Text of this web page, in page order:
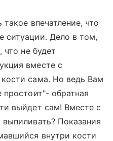
впечатление, что
ситуации. Дело в том,
что не будет
вместе с
сама. Но ведь Вам
обратная
выйдет сам! Вместе с
Показания
внутри кости